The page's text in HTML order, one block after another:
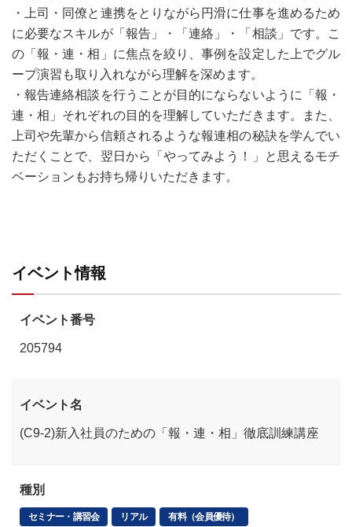
・上司・同僚と連携をとりながら円滑に仕事を進めるため
に必要なスキルが「報告」・「連絡」・「相談」です。こ
の「報・連・相」に焦点を絞り、事例を設定した上でグル
ープ演習も取り入れながら理解を深めます。
・報告連絡相談を行うことが目的にならないように「報・
連・相」それぞれの目的を理解していただきます。また、
上司や先輩から信頼されるような報連相の秘訣を学んでい
ただくことで、翌日から「やってみよう！」と思えるモチ
ベーションもお持ち帰りいただきます。
イベント情報
イベント番号
205794
イベント名
(C9-2)新入社員のための「報・連・相」徹底訓練講座
種別
セミナー・講習会 リアル 有料（会員優待）